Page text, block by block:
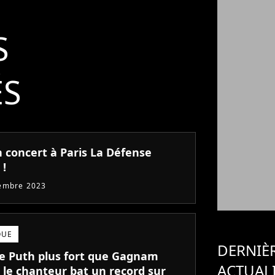
concert à Paris La Défense
2023
Puth plus fort que Gagnam
le chanteur bat un record sur